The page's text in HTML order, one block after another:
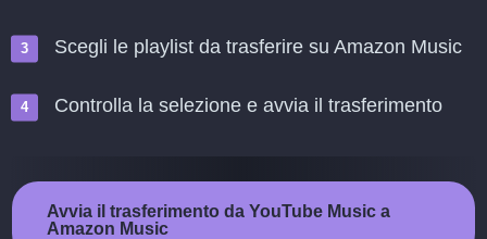
Scegli le playlist da trasferire su Amazon Music
Controlla la selezione e avvia il trasferimento
Avvia il trasferimento da YouTube Music a
Amazon Music